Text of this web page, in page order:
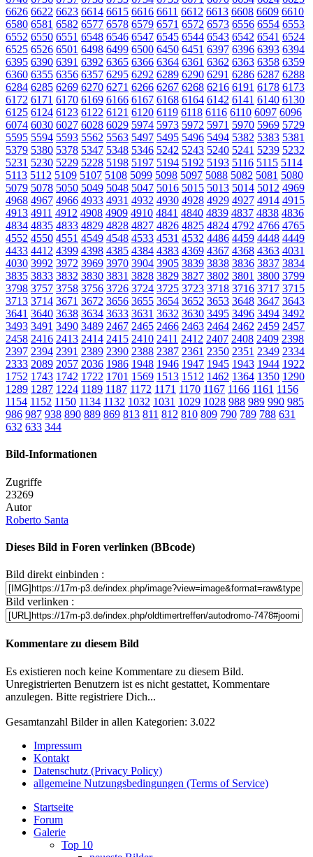
6626 6622 6623 6614 6615 6616 6611 6612 6613 6608 6609 6610
6580 6581 6582 6577 6578 6579 6571 6572 6573 6556 6554 6553
6552 6550 6551 6548 6546 6547 6545 6544 6543 6542 6541 6524
6525 6526 6501 6498 6499 6500 6450 6451 6397 6396 6393 6394
6395 6390 6391 6392 6365 6366 6364 6361 6362 6363 6358 6359
6360 6355 6356 6357 6295 6292 6289 6290 6291 6286 6287 6288
6284 6285 6269 6270 6271 6266 6267 6268 6216 6191 6178 6173
6172 6171 6170 6169 6166 6167 6168 6164 6142 6141 6140 6130
6125 6124 6123 6122 6121 6120 6119 6118 6116 6110 6097 6096
6074 6030 6027 6028 6029 5974 5973 5972 5971 5970 5969 5729
5595 5594 5593 5562 5563 5497 5495 5496 5494 5382 5383 5381
5379 5380 5378 5347 5348 5346 5242 5243 5240 5241 5239 5232
5231 5230 5229 5228 5198 5197 5194 5192 5193 5116 5115 5114
5113 5112 5109 5107 5108 5099 5098 5097 5088 5082 5081 5080
5079 5078 5050 5049 5048 5047 5016 5015 5013 5014 5012 4969
4968 4967 4966 4933 4931 4932 4930 4928 4929 4927 4914 4915
4913 4911 4912 4908 4909 4910 4841 4840 4839 4837 4838 4836
4834 4835 4833 4829 4828 4827 4826 4825 4824 4792 4766 4765
4552 4550 4551 4549 4548 4533 4531 4532 4486 4459 4448 4449
4433 4412 4399 4398 4385 4384 4383 4369 4367 4368 4363 4031
4030 3992 3972 3969 3970 3904 3905 3839 3838 3836 3837 3834
3835 3833 3832 3830 3831 3828 3829 3827 3802 3801 3800 3799
3798 3757 3758 3756 3726 3724 3725 3723 3718 3716 3717 3715
3713 3714 3671 3672 3656 3655 3654 3652 3653 3648 3647 3643
3641 3640 3638 3634 3633 3631 3632 3630 3495 3496 3494 3492
3493 3491 3490 3489 2467 2465 2466 2463 2464 2462 2459 2457
2458 2416 2413 2414 2415 2410 2411 2412 2407 2408 2409 2398
2397 2394 2391 2389 2390 2388 2387 2361 2350 2351 2349 2334
2333 2089 2057 2036 1986 1948 1946 1947 1945 1943 1944 1922
1752 1743 1742 1722 1701 1569 1513 1512 1462 1364 1350 1290
1289 1287 1224 1189 1187 1172 1171 1170 1167 1166 1161 1156
1154 1152 1150 1134 1132 1032 1031 1029 1028 988 989 990 985
986 987 938 890 889 869 813 811 812 810 809 790 789 788 631
632 633 344
Bild-Informationen
Zugriffe
23269
Autor
Roberto Santa
Dieses Bild in Foren verlinken (BBcode)
Bild direkt einbinden :
Bild verlinken :
Kommentare zu diesem Bild
Es existieren noch keine Kommentare zu diesem Bild.
Unregistrierten Benutzern ist es nicht gestattet, Kommentare
anzulegen. Bitte registriere Dich...
Gesamtanzahl Bilder in allen Kategorien: 3.022
Impressum
Kontakt
Datenschutz (Privacy Policy)
allgemeine Nutzungsbedingungen (Terms of Service)
Startseite
Forum
Galerie
Top 10